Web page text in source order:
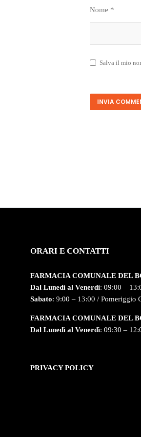
Nome *
Salva il mio
ORARI E CONTATTI
FARMACIA COMUNALE DEL
Dal Lunedì al Venerdì: 09:00 –
Sabato: 9:00 – 13:00 / Pomeriggio
FARMACIA COMUNALE DEL
Dal Lunedì al Venerdì: 09:30 –
PRIVACY POLICY